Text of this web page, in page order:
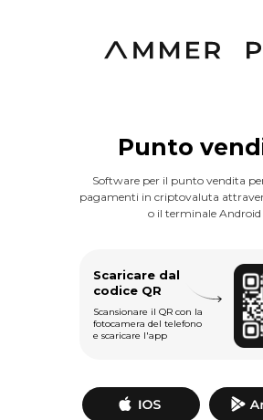
Scaricare dal
codice QR
Scansionare il QR con la
fotocamera del telefono
e scaricare l'app
Punto
Software per il punto vendita
pagamenti in criptovaluta
o il terminale Android